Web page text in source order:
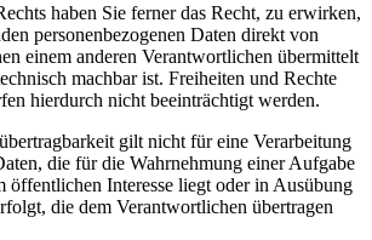
haben Sie ferner das Recht, zu erwirken,
personenbezogenen Daten direkt von
einem anderen Verantwortlichen übermittelt
machbar ist. Freiheiten und Rechte
hierdurch nicht beeinträchtigt werden.
gilt nicht für eine Verarbeitung
die für die Wahrnehmung einer Aufgabe
öffentlichen Interesse liegt oder in Ausübung
die dem Verantwortlichen übertragen